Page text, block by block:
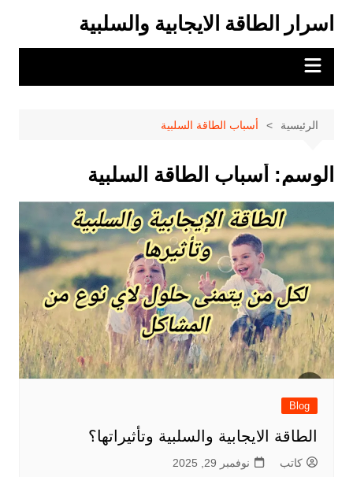
المحتوى
اسرار الطاقة الايجابية والسلبية
الرئيسية أسباب الطاقة السلبية
الوسم: أسباب الطاقة السلبية
Blog
الطاقة الايجابية والسلبية وتأثيراتها؟
كاتب نوفمبر 29, 2025